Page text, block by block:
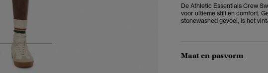
4
De Athletic Essentials Crew
voor ultieme stijl en comfort.
stonewashed gevoel, is het
Maat en pasvorm